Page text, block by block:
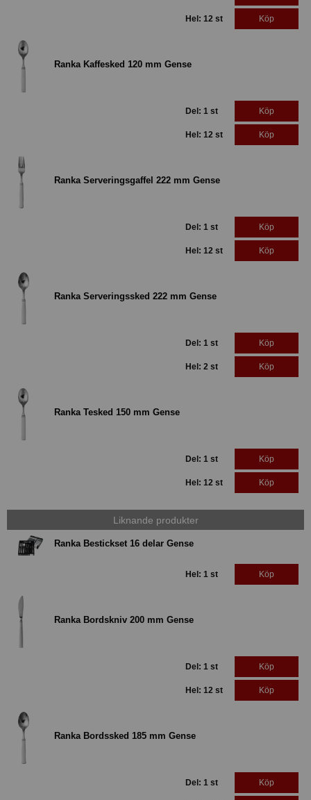
Hel: 12 st Köp
Ranka Kaffesked 120 mm Gense
Del: 1 st Köp
Hel: 12 st Köp
Ranka Serveringsgaffel 222 mm Gense
Del: 1 st Köp
Hel: 12 st Köp
Ranka Serveringssked 222 mm Gense
Del: 1 st Köp
Hel: 2 st Köp
Ranka Tesked 150 mm Gense
Del: 1 st Köp
Hel: 12 st Köp
Liknande produkter
Ranka Bestickset 16 delar Gense
Hel: 1 st Köp
Ranka Bordskniv 200 mm Gense
Del: 1 st Köp
Hel: 12 st Köp
Ranka Bordssked 185 mm Gense
Del: 1 st Köp